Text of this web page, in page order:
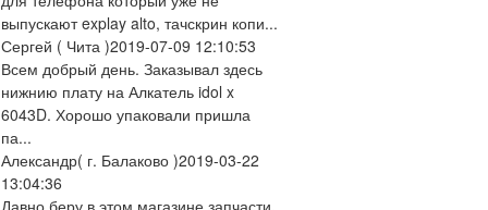
выпускают explay alto, тачскрин копи...
Сергей ( Чита )2019-07-09 12:10:53
Всем добрый день. Заказывал здесь
нижнию плату на Алкатель idol x
6043D. Хорошо упаковали пришла
па...
Александр( г. Балаково )2019-03-22
13:04:36
Давно беру в этом магазине запчасти,